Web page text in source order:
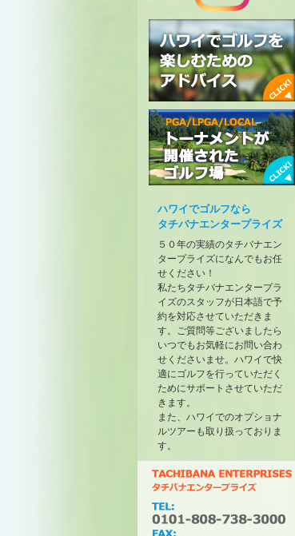
タチバナの
Instagram
ハワイでゴルフを楽しむための
アドバイス
フ場
ハワイでゴルフなら
タチバナエンタープライズ
５０年の実績のタチバナエン
タープライズになんでもお任
せください！
私たちタチバナエンタープラ
イズのスタッフが日本語で予
約を対応させていただきま
す。ご質問等ございましたら
いつでもお気軽にお問い合わ
せくださいませ。ハワイで快
適にゴルフを行っていただく
ためにサポートさせていただ
きます。
また、ハワイでのオプショナ
ルツアーも取り扱っておりま
す。